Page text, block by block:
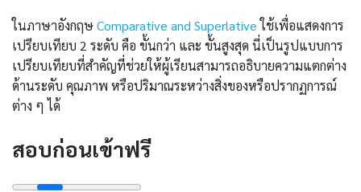
ในภาษาอังกฤษComparative and Superlativeใช้เพื่อแสดงการ
เปรียบเทียบ 2 ระดับ คือ ขั้นกว่า และ ขั้นสูงสุด นี่เป็นรูปแบบการ
เปรียบเทียบที่สำคัญที่ช่วยให้ผู้เรียนสามารถอธิบายความแตกต่าง
ด้านระดับ คุณภาพ หรือปริมาณระหว่างสิ่งของหรือปรากฏการณ์
ต่าง ๆ ได้
สอบก่อนเข้าฟรี